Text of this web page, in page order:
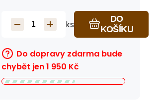
ks
DO
KOŠÍKU
Do dopravy zdarma bude
chybět jen1 950 Kč